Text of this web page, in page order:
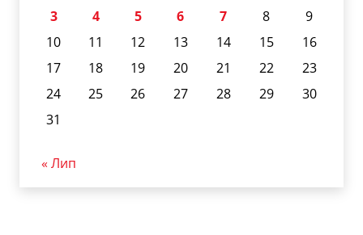
3
4 5 6 7 8
9
10
11 12 13 14 15
16
17
18 19 20 21 22
23
24
25 26 27 28 29
30
31
« Лип